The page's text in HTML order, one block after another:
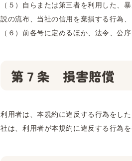
（５）自らまたは第三者を利用した、
説の流布、当社の信用を棄損する行為
（６）前各号に定めるほか、法令、公
第７条 損害賠償
利用者は、本規約に違反する行為をし
社は、利用者が本規約に違反する行為